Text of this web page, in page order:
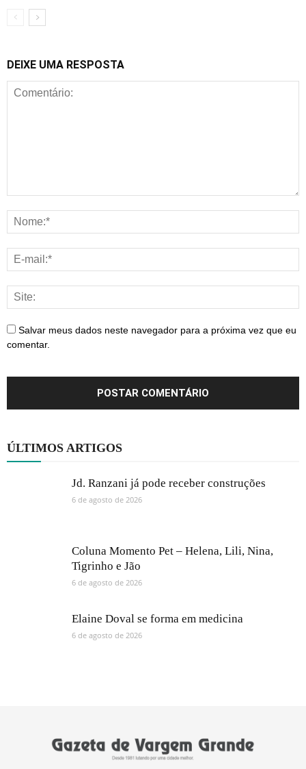
DEIXE UMA RESPOSTA
Salvar meus dados neste navegador para a próxima vez que eu
comentar.
ÚLTIMOS ARTIGOS
Jd. Ranzani já pode receber construções
6 de agosto de 2026
Coluna Momento Pet – Helena, Lili, Nina,
Tigrinho e Jão
6 de agosto de 2026
Elaine Doval se forma em medicina
6 de agosto de 2026